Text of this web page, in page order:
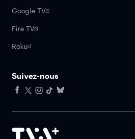
Google TV
Fire TV
Roku
Suivez-nous